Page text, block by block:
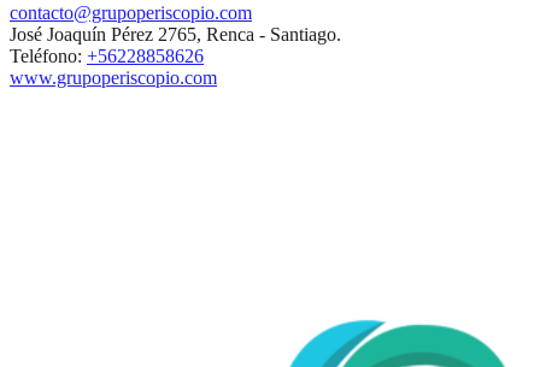
contacto@grupoperiscopio.com
José Joaquín Pérez 2765, Renca - Santiago.
Teléfono: +56228858626
www.grupoperiscopio.com